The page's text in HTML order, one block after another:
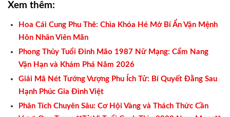
Xem thêm:
Hoa Cái Cung Phu Thê: Chìa Khóa Hé Mở Bí Ẩn Vận Mệnh
Hôn Nhân Viên Mãn
Phong Thủy Tuổi Đinh Mão 1987 Nữ Mạng: Cẩm Nang
Vận Hạn và Khám Phá Năm 2026
Giải Mã Nét Tướng Vượng Phu Ích Tử: Bí Quyết Đằng Sau
Hạnh Phúc Gia Đình Việt
Phân Tích Chuyên Sâu: Cơ Hội Vàng và Thách Thức Cần